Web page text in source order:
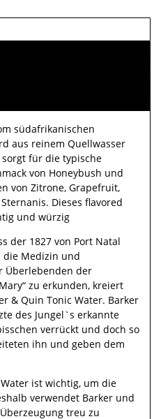
südafrikanischen
aus reinem Quellwasser
für die typische
von Honeybush und
von Zitrone, Grapefruit,
Dieses flavored
und würzig
der 1827 von Port Natal
die Medizin und
Überlebenden der
zu erkunden, kreiert
& Quin Tonic Water. Barker
des Jungel`s erkannte
verrückt und doch so
ihn und geben dem
ist wichtig, um die
verwendet Barker und
treu zu